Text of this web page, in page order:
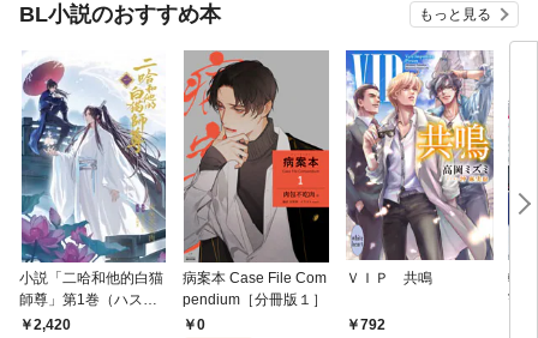
BL小説のおすすめ本 もっと見る
小説「二哈和他的白猫
師尊」第1巻（ハスキ
ーとかれのしろねこし
2,420
病案本 Case File Com
pendium［分冊版１］
0
ＶＩＰ 共鳴
792
転
寵